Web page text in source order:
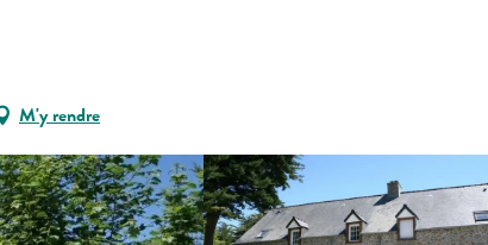
M'y rendre